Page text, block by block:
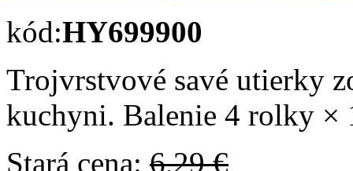
kód:HY699900
Trojvrstvové savé utierky
kuchyni. Balenie 4 rolky ×
Stará cena: 6,29 €